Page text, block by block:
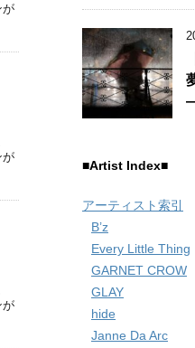
が
が
が
■Artist Index■
アーティスト索引
B’z
Every Little Thing
GARNET CROW
GLAY
hide
Janne Da Arc